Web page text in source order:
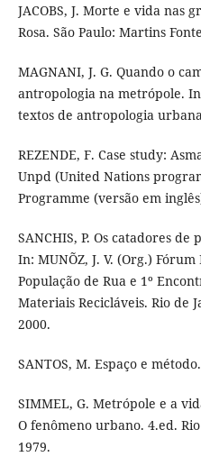
JACOBS, J. Morte e vida nas
Rosa. São Paulo: Martins
MAGNANI, J. G. Quando o
antropologia na metrópole.
textos de antropologia
REZENDE, F. Case study:
Unpd (United Nations
Programme (versão em
SANCHIS, P. Os catadores
In: MUNÕZ, J. V. (Org.)
População de Rua e 1º
Materiais Recicláveis. Rio de
2000.
SANTOS, M. Espaço e
SIMMEL, G. Metrópole e a
O fenômeno urbano. 4.ed.
1979.